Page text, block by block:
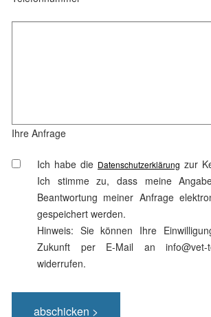
Ihre Anfrage
Ich habe die Datenschutzerklärung zur
Ich stimme zu, dass meine
Beantwortung meiner Anfrage
gespeichert werden.
Hinweis: Sie können Ihre
Zukunft per E-Mail an info@vet-
widerrufen.